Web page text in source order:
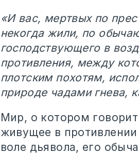
«И вас, мертвых по
некогда жили, по
господствующего в
противления, между
плотским похотям,
природе чадами гнева,
Мир, о котором
живущее в
воле дьявола, его